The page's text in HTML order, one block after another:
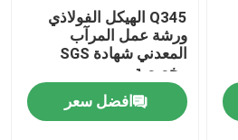
Q345 الهيكل الفولاذي
ورشة عمل المرآب
المعدني شهادة SGS
مخصصة
افضل سعر